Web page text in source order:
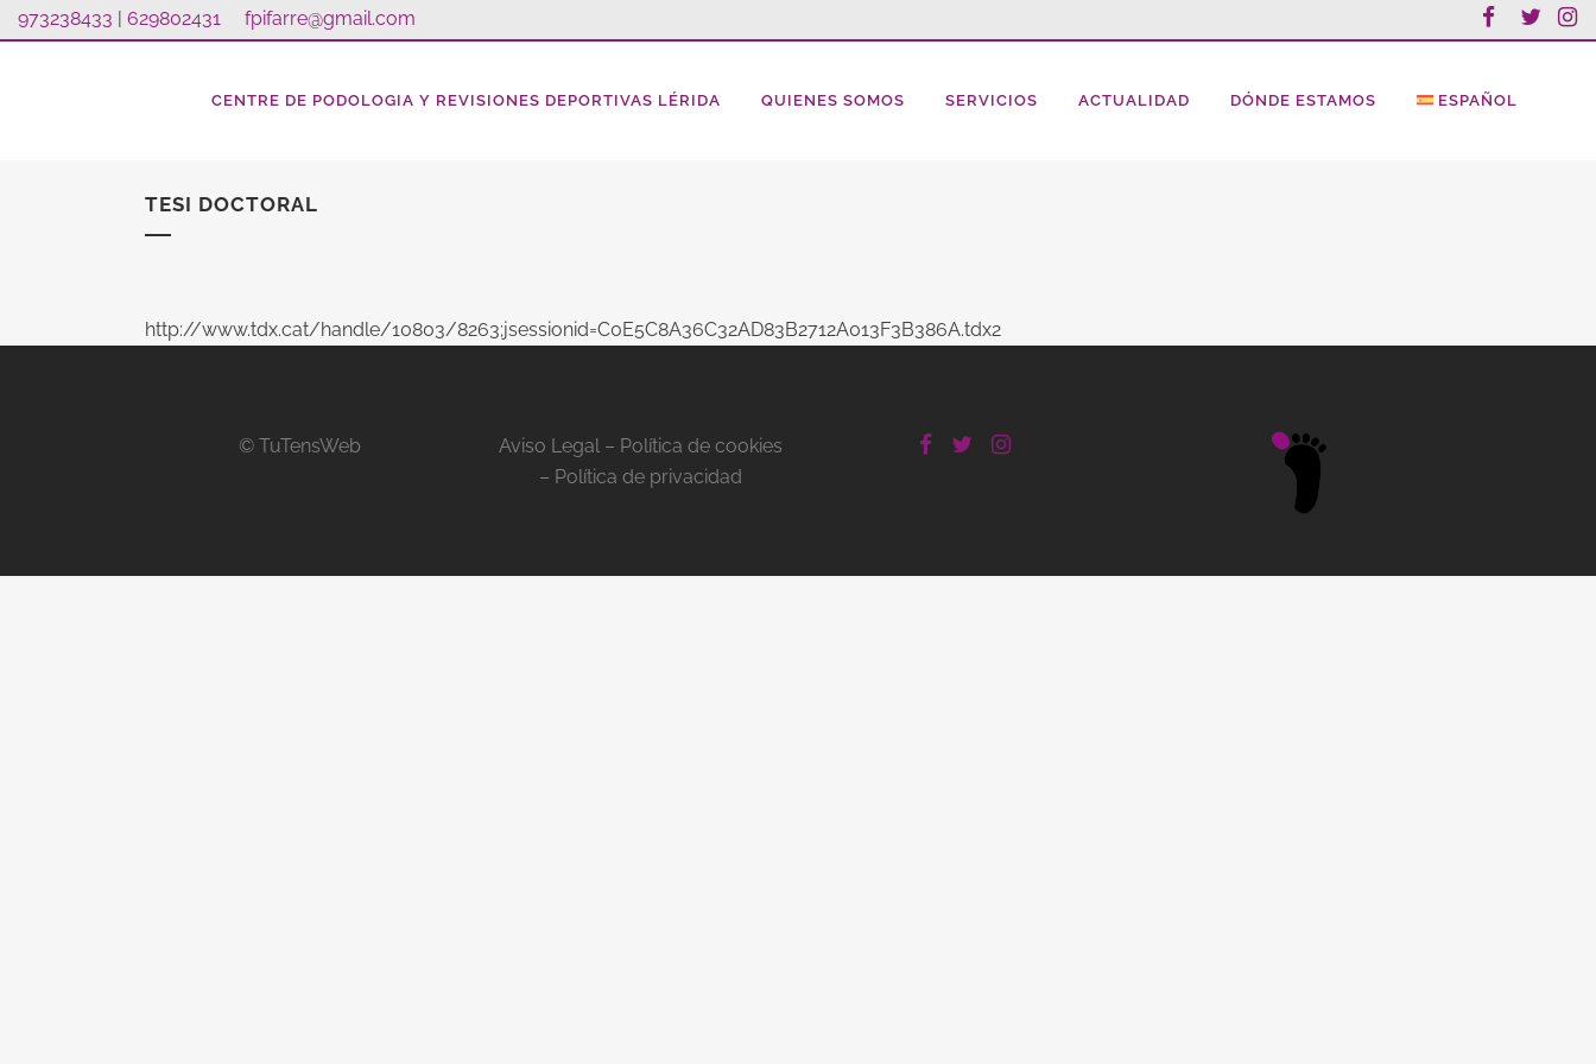
973238433 | 629802431 fpifarre@gmail.com
CENTRE DE PODOLOGIA Y REVISIONES DEPORTIVAS LÉRIDA QUIENES SOMOS SERVICIOS ACTUALIDAD DÓNDE ESTAMOS ESPAÑOL
TESI DOCTORAL
http://www.tdx.cat/handle/10803/8263;jsessionid=C0E5C8A36C32AD83B2712A013F3B386A.tdx2
© TuTensWeb Aviso Legal – Política de cookies
– Política de privacidad